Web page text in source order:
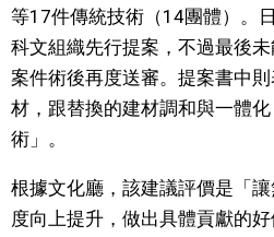
日本入門
政治外交
社會
財經
等17件傳統技術（14團體）。
科文組織先行提案，不過最後
案件術後再度送審。提案書中
材，跟替換的建材調和與一體
術」。
根據文化廳，該建議評價是「
度向上提升，做出具體貢獻的